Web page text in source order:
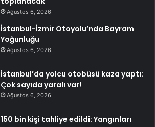
Ağustos 6, 2026
İstanbul-İzmir Otoyolu’nda Bayram
Yoğunluğu
Ağustos 6, 2026
İstanbul’da yolcu otobüsü kaza yaptı:
Çok sayıda yaralı var!
Ağustos 6, 2026
150 bin kişi tahliye edildi: Yangınları